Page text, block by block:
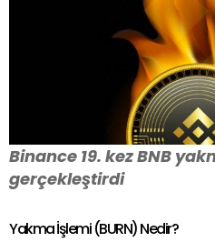
Binance 19. kez BNB
gerçekleştirdi
Yakma İşlemi (BURN) Nedir?